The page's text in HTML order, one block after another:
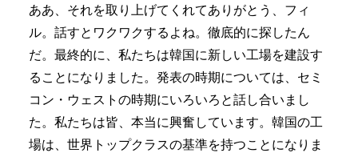
ああ、それを取り上げてくれてありがとう、フィ
ル。話すとワクワクするよね。徹底的に探したん
だ。最終的に、私たちは韓国に新しい工場を建設す
ることになりました。発表の時期については、セミ
コン・ウェストの時期にいろいろと話し合いまし
た。私たちは皆、本当に興奮しています。韓国の工
場は、世界トップクラスの基準を持つことになりま